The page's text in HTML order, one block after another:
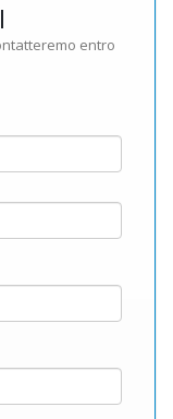
entro